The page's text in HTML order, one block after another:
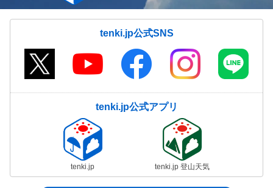
tenki.jp公式SNS
tenki.jp公式アプリ
tenki.jp tenki.jp 登山天気